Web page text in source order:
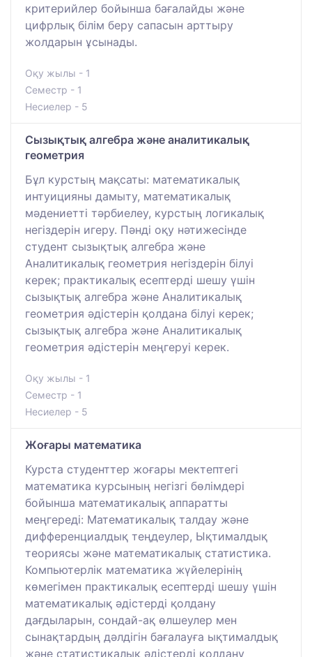
критерийлер бойынша бағалайды және
цифрлық білім беру сапасын арттыру
жолдарын ұсынады.
Оқу жылы - 1
Семестр - 1
Несиелер - 5
Сызықтық алгебра және аналитикалық
геометрия
Бұл курстың мақсаты: математикалық
интуицияны дамыту, математикалық
мәдениетті тәрбиелеу, курстың логикалық
негіздерін игеру. Пәнді оқу нәтижесінде
студент сызықтық алгебра және
Аналитикалық геометрия негіздерін білуі
керек; практикалық есептерді шешу үшін
сызықтық алгебра және Аналитикалық
геометрия әдістерін қолдана білуі керек;
сызықтық алгебра және Аналитикалық
геометрия әдістерін меңгеруі керек.
Оқу жылы - 1
Семестр - 1
Несиелер - 5
Жоғары математика
Курста студенттер жоғары мектептегі
математика курсының негізгі бөлімдері
бойынша математикалық аппаратты
меңгереді: Математикалық талдау және
дифференциалдық теңдеулер, Ықтималдық
теориясы және математикалық статистика.
Компьютерлік математика жүйелерінің
көмегімен практикалық есептерді шешу үшін
математикалық әдістерді қолдану
дағдыларын, сондай-ақ өлшеулер мен
сынақтардың дәлдігін бағалауға ықтималдық
және статистикалық әдістерді қолдану